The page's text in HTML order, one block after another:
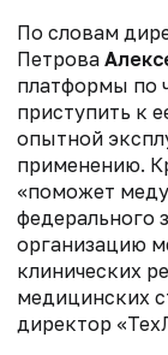
По словам
Петрова
платформы по
приступить к
опытной
применению.
«поможет
федерального
организацию
клинических
медицинских
директор